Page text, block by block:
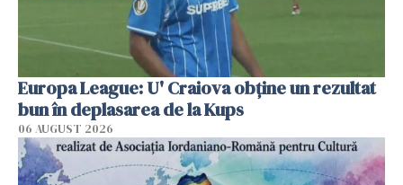
Europa League: U' Craiova obține un rezultat
bun în deplasarea de la Kups
06 AUGUST 2026